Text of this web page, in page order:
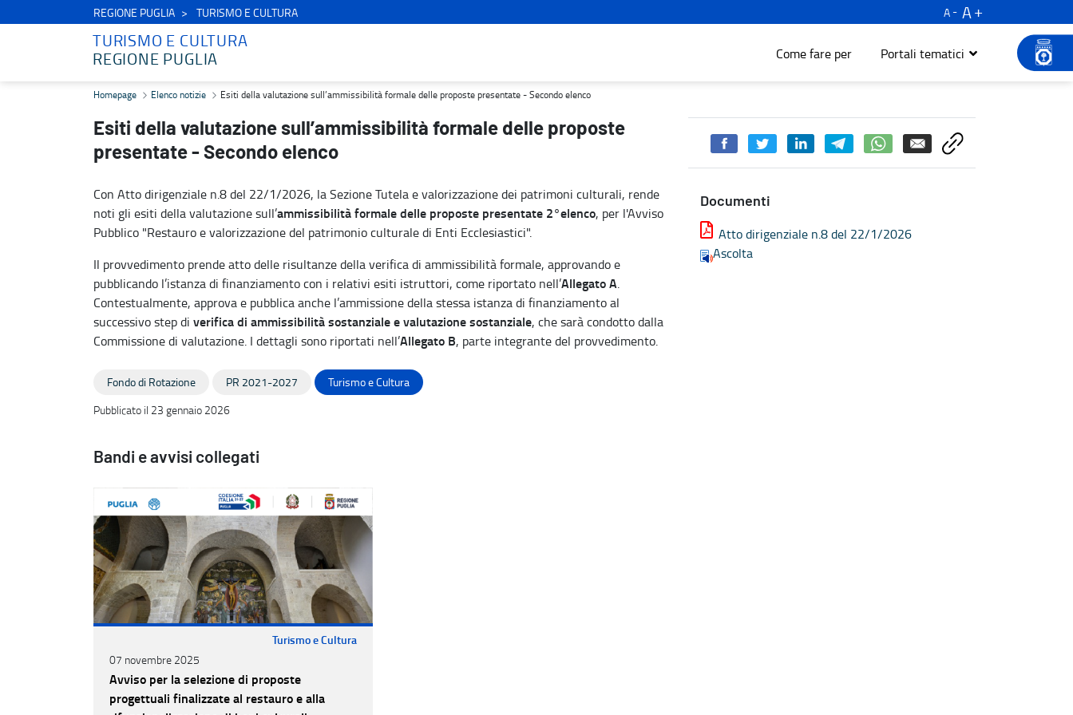
REGIONE PUGLIA TURISMO E CULTURA A
A
TURISMO E CULTURA
REGIONE PUGLIA
Come fare per Portali tematici
Esiti della valutazione sull’ammissibilità formale delle proposte presentate - Secondo elenco - Turismo e cultura
Homepage Elenco notizie Esiti della valutazione sull’ammissibilità formale delle proposte presentate - Secondo elenco
Esiti della valutazione sull’ammissibilità formale delle proposte
presentate - Secondo elenco
Con Atto dirigenziale n.8 del 22/1/2026, la Sezione Tutela e valorizzazione dei patrimoni culturali, rende
noti gli esiti della valutazione sull’ammissibilità formaledelle proposte presentate 2°elenco, per l'Avviso
Pubblico "Restauro e valorizzazione del patrimonio culturale di Enti Ecclesiastici".
Il provvedimento prende atto delle risultanze della verifica di ammissibilità formale, approvando e
pubblicando l’istanza di finanziamento con i relativi esiti istruttori, come riportato nell’Allegato A.
Contestualmente, approva e pubblica anche l’ammissione della stessa istanza di finanziamento al
successivo step di verifica di ammissibilità sostanziale e valutazione sostanziale, che sarà condotto dalla
Commissione di valutazione. I dettagli sono riportati nell’Allegato B, parte integrante del provvedimento.
Documenti
Atto dirigenziale n.8 del 22/1/2026
Ascolta
Fondo di Rotazione PR 2021-2027
Turismo e Cultura
Pubblicato il 23 gennaio 2026
Bandi e avvisi collegati
Turismo e Cultura
07 novembre 2025
Avviso per la selezione di proposte
progettuali finalizzate al restauro e alla